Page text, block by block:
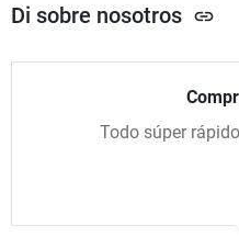
Di sobre nosotros link
Todo súper